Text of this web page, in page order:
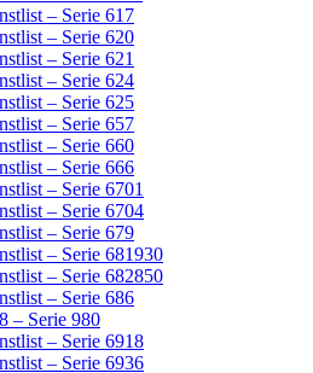
– Serie 617
– Serie 620
– Serie 621
– Serie 624
– Serie 625
– Serie 657
– Serie 660
– Serie 666
– Serie 6701
– Serie 6704
– Serie 679
– Serie 681930
– Serie 682850
– Serie 686
– Serie 980
– Serie 6918
– Serie 6936